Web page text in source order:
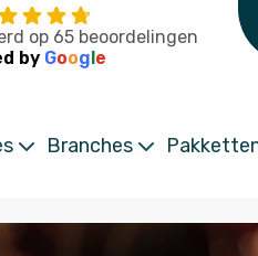
op 65 beoordelingen
by Google
Branches